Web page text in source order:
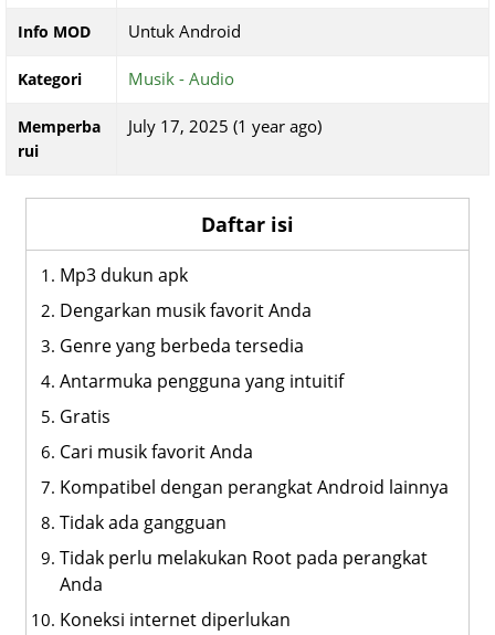
Info MOD Untuk Android
Kategori Musik - Audio
Memperba
rui
July 17, 2025 (1 year ago)
Daftar isi
Mp3 dukun apk
Dengarkan musik favorit Anda
Genre yang berbeda tersedia
Antarmuka pengguna yang intuitif
Gratis
Cari musik favorit Anda
Kompatibel dengan perangkat Android lainnya
Tidak ada gangguan
Tidak perlu melakukan Root pada perangkat
Anda
Koneksi internet diperlukan